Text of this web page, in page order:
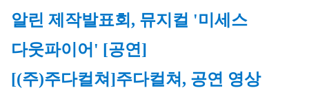
알린 제작발표회, 뮤지컬 '미세스
다웃파이어' [공연]
[(주)주다컬쳐]주다컬쳐, 공연 영상